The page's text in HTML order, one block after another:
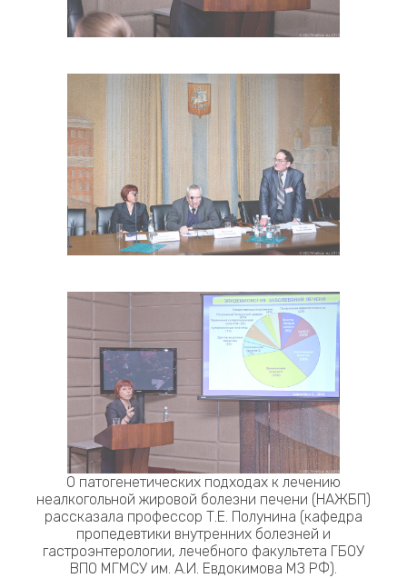
О патогенетических подходах к лечению
неалкогольной жировой болезни печени (НАЖБП)
рассказала профессор Т.Е. Полунина (кафедра
пропедевтики внутренних болезней и
гастроэнтерологии, лечебного факультета ГБОУ
ВПО МГМСУ им. А.И. Евдокимова МЗ РФ).